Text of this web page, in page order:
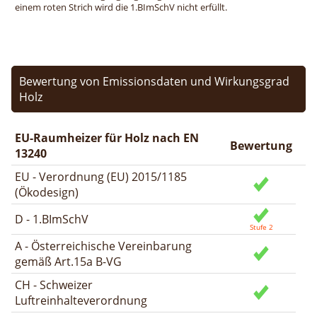
einem roten Strich wird die 1.BImSchV nicht erfüllt.
Bewertung von Emissionsdaten und Wirkungsgrad
Holz
EU-Raumheizer für Holz nach EN
13240
Bewertung
EU - Verordnung (EU) 2015/1185
(Ökodesign)
D - 1.BImSchV
A - Österreichische Vereinbarung
gemäß Art.15a B-VG
CH - Schweizer
Luftreinhalteverordnung